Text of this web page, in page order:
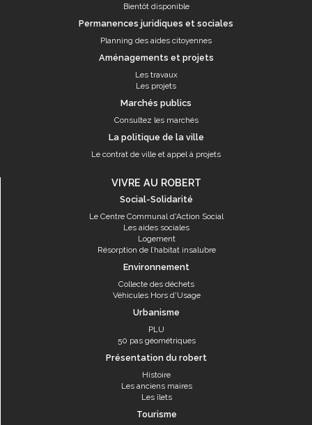
Bientôt disponible
Permanences juridiques et sociales
Planning des aides citoyennes
Aménagements et projets
Les travaux
Les projets
Marchés publics
Consultez les marchés
La politique de la ville
Le contrat de ville et appel à projets
VIVRE AU ROBERT
Social-Solidarité
Le Centre Communal d'Action Social
Les aides sociales
Logement
Résorption de l’habitat insalubre
Environnement
Collecte des déchets
Véhicules Hors d'Usage
Urbanisme
PLU
50 pas géométriques
Présentation du robert
Histoire
Les anciens maires
Les îlets
Tourisme